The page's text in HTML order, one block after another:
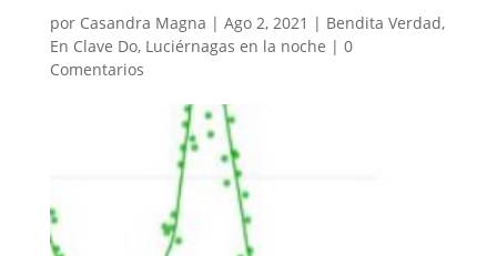
por Casandra Magna | Ago 2, 2021 | Bendita Verdad,
En Clave Do, Luciérnagas en la noche | 0
Comentarios